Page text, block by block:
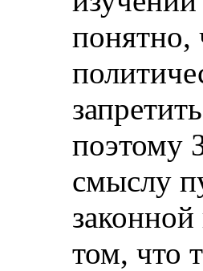
понятно,
поэтому
смыслу
том, что